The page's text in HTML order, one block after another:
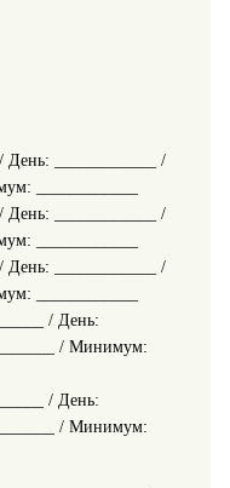
День: ____________ /
____________
День: ____________ /
____________
День: ____________ /
____________
/ День:
/ Минимум:
/ День:
/ Минимум: